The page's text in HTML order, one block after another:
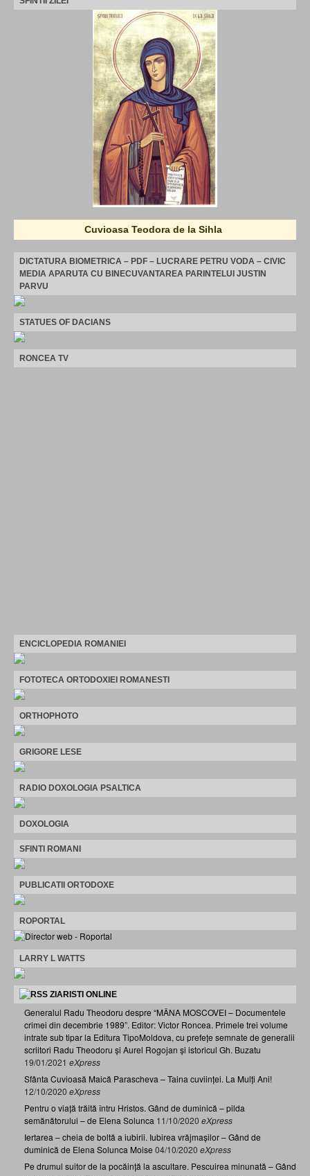
Cuvioasa Teodora de la Sihla
DICTATURA BIOMETRICA – PDF – LUCRARE PETRU VODA – CIVIC
MEDIA APARUTA CU BINECUVANTAREA PARINTELUI JUSTIN
PARVU
STATUES OF DACIANS
RONCEA TV
ENCICLOPEDIA ROMANIEI
FOTOTECA ORTODOXIEI ROMANESTI
ORTHOPHOTO
GRIGORE LESE
RADIO DOXOLOGIA PSALTICA
DOXOLOGIA
SFINTI ROMANI
PUBLICATII ORTODOXE
ROPORTAL
LARRY L WATTS
ZIARISTI ONLINE
Generalul Radu Theodoru despre “MÂNA MOSCOVEI – Documentele
crimei din decembrie 1989”. Editor: Victor Roncea. Primele trei volume
intrate sub tipar la Editura TipoMoldova, cu prefețe semnate de generalii
scriitori Radu Theodoru și Aurel Rogojan și istoricul Gh. Buzatu
19/01/2021 eXpress
Sfânta Cuvioasă Maică Parascheva – Taina cuviinței. La Mulți Ani!
12/10/2020 eXpress
Pentru o viață trăită întru Hristos. Gând de duminică – pilda
semănătorului – de Elena Solunca 11/10/2020 eXpress
Iertarea – cheia de boltă a iubirii. Iubirea vrăjmașilor – Gând de
duminică de Elena Solunca Moise 04/10/2020 eXpress
Pe drumul suitor de la pocăință la ascultare. Pescuirea minunată – Gând